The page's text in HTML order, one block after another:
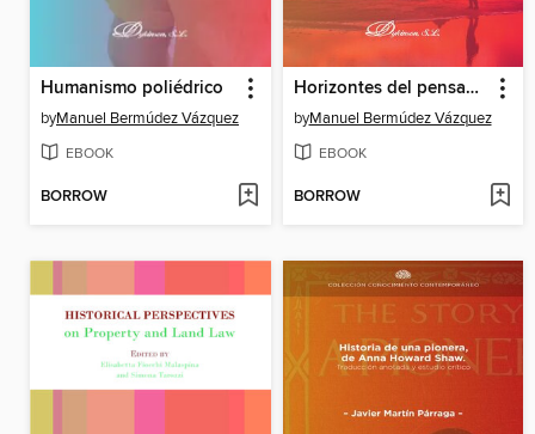
Humanismo poliédrico
byManuel Bermúdez Vázquez
EBOOK
BORROW
Horizontes del pensamiento
byManuel Bermúdez Vázquez
EBOOK
BORROW